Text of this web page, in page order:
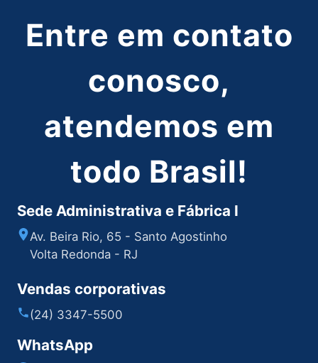
Entre em contato
conosco,
atendemos em
todo Brasil!
Sede Administrativa e Fábrica I
Av. Beira Rio, 65 - Santo Agostinho
Volta Redonda - RJ
Vendas corporativas
(24) 3347-5500
WhatsApp